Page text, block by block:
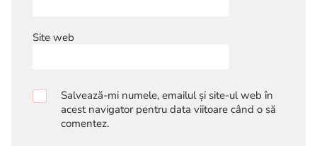
Site web
Salvează-mi numele, emailul și site-ul web în
acest navigator pentru data viitoare când o să
comentez.